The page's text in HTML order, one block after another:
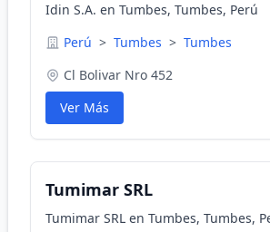
Idin S.A. en Tumbes, Tumbes, Perú
Perú > Tumbes > Tumbes
Cl Bolivar Nro 452
Ver Más
Tumimar SRL
Tumimar SRL en Tumbes, Tumbes,